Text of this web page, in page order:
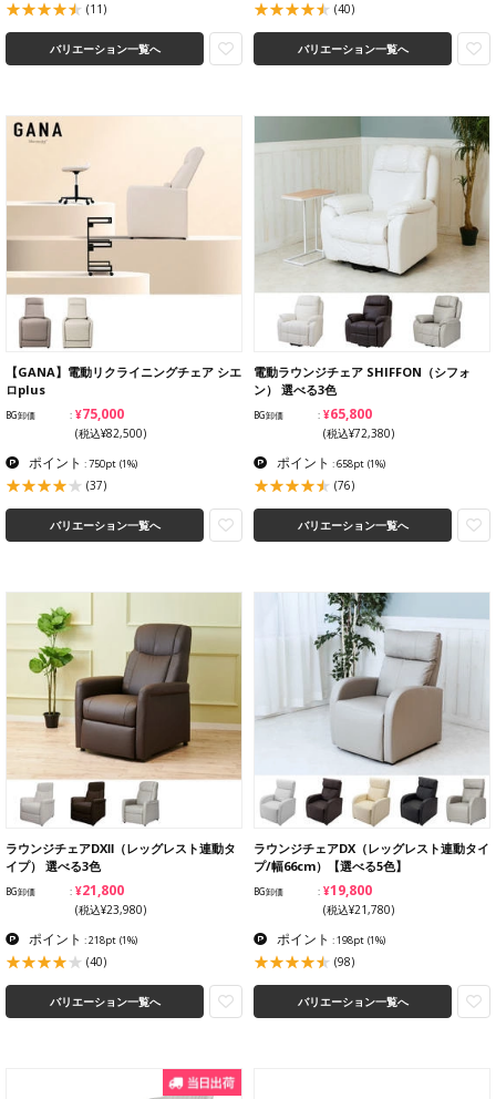
(11)
バリエーション一覧へ
(40)
バリエーション一覧へ
【GANA】電動リクライニングチェア シエ
ロplus
BG卸価 ¥75,000
(税込¥82,500)
ポイント : 750pt (1%)
(37)
バリエーション一覧へ
電動ラウンジチェア SHIFFON（シフォ
ン） 選べる3色
BG卸価 ¥65,800
(税込¥72,380)
ポイント : 658pt (1%)
(76)
バリエーション一覧へ
ラウンジチェアDXⅡ（レッグレスト連動タ
イプ） 選べる3色
BG卸価 ¥21,800
(税込¥23,980)
ポイント : 218pt (1%)
(40)
バリエーション一覧へ
ラウンジチェアDX（レッグレスト連動タイ
プ/幅66cm）【選べる5色】
BG卸価 ¥19,800
(税込¥21,780)
ポイント : 198pt (1%)
(98)
バリエーション一覧へ